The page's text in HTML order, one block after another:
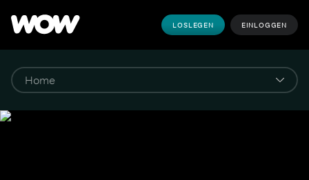
LOSLEGEN EINLOGGEN